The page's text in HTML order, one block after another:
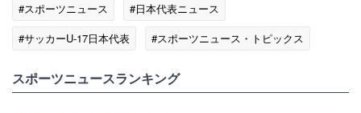
#スポーツニュース
#日本代表ニュース
#サッカーU-17日本代表
#スポーツニュース・トピックス
スポーツニュースランキング